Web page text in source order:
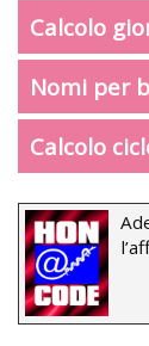
Calcolo
Nomi per
Calcolo